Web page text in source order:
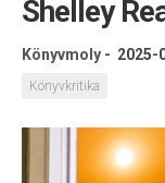
Shelley
Könyvmoly - 2025-
Könyvkritika